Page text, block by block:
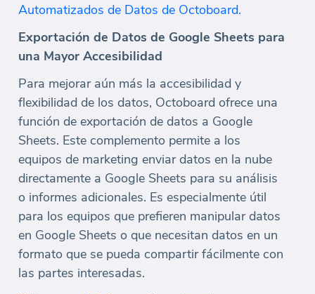
Automatizados de Datos de Octoboard.
Exportación de Datos de Google Sheets para
una Mayor Accesibilidad
Para mejorar aún más la accesibilidad y
flexibilidad de los datos, Octoboard ofrece una
función de exportación de datos a Google
Sheets. Este complemento permite a los
equipos de marketing enviar datos en la nube
directamente a Google Sheets para su análisis
o informes adicionales. Es especialmente útil
para los equipos que prefieren manipular datos
en Google Sheets o que necesitan datos en un
formato que se pueda compartir fácilmente con
las partes interesadas.